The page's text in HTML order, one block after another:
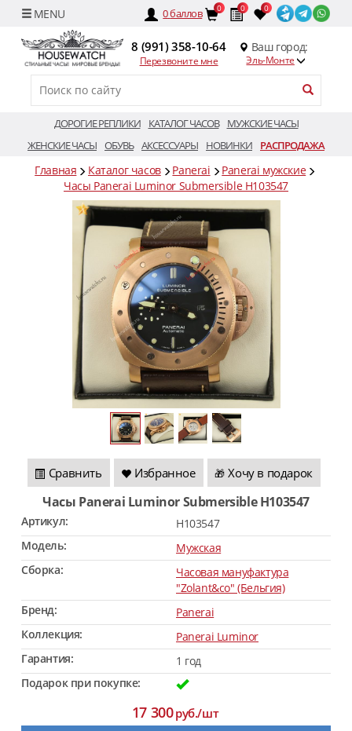
0баллов 0 0 0
8 (991) 358-10-64
Перезвоните мне
Ваш город:
Эль-Монте
ДОРОГИЕ РЕПЛИКИ КАТАЛОГ ЧАСОВ
МУЖСКИЕ ЧАСЫ
ЖЕНСКИЕ ЧАСЫ ОБУВЬ АКСЕССУАРЫ НОВИНКИ РАСПРОДАЖА
Главная Каталог часов Panerai
Panerai мужские
Часы Panerai Luminor Submersible H103547
Сравнить Избранное 🎁 Хочу в подарок
Часы Panerai Luminor Submersible H103547
Артикул:
H103547
Модель:
Мужская
Сборка:
Часовая мануфактура
"Zolant&co" (Бельгия)
Бренд:
Panerai
Коллекция:
Panerai Luminor
Гарантия:
1 год
Подарок при покупке:
17 300руб./шт